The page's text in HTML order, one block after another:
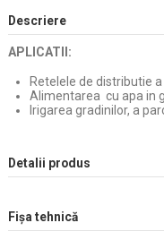
Descriere
APLICATII:
Retelele de distributie
Alimentarea cu apa in
Irigarea gradinilor, a
Detalii produs
Fișa tehnică